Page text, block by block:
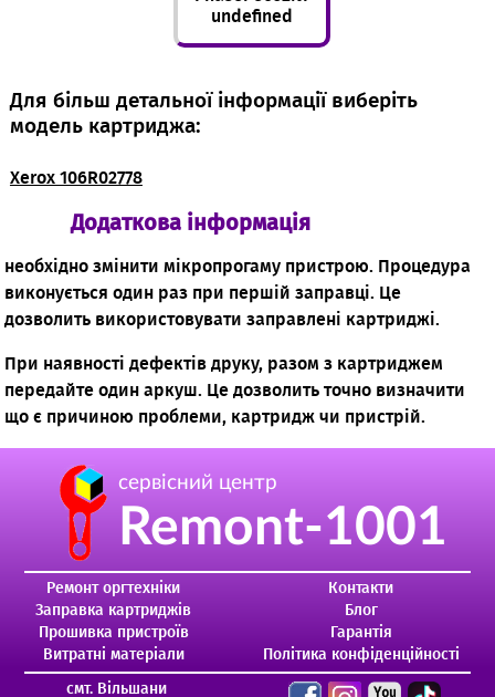
undefined
Для більш детальної інформації виберіть
модель картриджа:
Xerox 106R02778
Додаткова інформація
необхідно змінити мікропрогаму пристрою. Процедура
виконується один раз при першій заправці. Це
дозволить використовувати заправлені картриджі.
При наявності дефектів друку, разом з картриджем
передайте один аркуш. Це дозволить точно визначити
що є причиною проблеми, картридж чи пристрій.
сервісний центр
Remont-1001
Ремонт оргтехніки
Заправка картриджів
Прошивка пристроїв
Витратні матеріали
Контакти
Блог
Гарантія
Політика конфіденційності
смт. Вільшани